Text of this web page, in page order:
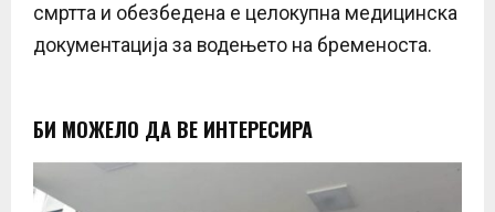
смртта и обезбедена е целокупна медицинска
документација за водењето на бременоста.
БИ МОЖЕЛО ДА ВЕ ИНТЕРЕСИРА